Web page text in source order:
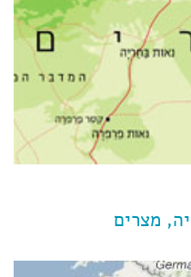
מצרים